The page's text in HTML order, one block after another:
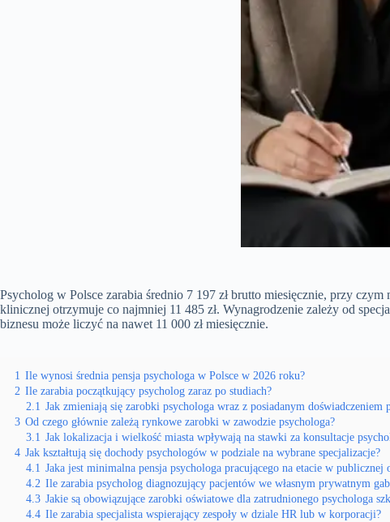
Psycholog w Polsce zarabia średnio 7 197 zł brutto miesięcznie, przy
klinicznej otrzymuje co najmniej 11 485 zł. Wynagrodzenie zależy od
biznesu może liczyć na nawet 11 000 zł miesięcznie.
1 Ile wynosi średnia pensja psychologa w Polsce w 2026 roku?
2 Ile zarabia początkujący psycholog zaraz po studiach?
2.1 Jak zmieniają się zarobki psychologa wraz z posiadanym doświadczeniem
3 Od czego głównie zależą rynkowe zarobki w zawodzie psychologa?
3.1 Jak lokalizacja i wielkość miasta wpływają na stawki za konsultacje
4 Jak kształtują się dochody psychologów w podziale na wybrane specjalizacje?
4.1 Jaka jest minimalna pensja psychologa pracującego na etacie w publicznej
4.2 Ile zarabia psycholog diagnozujący pacjentów we własnym prywatnym
4.3 Jakie są obowiązujące zarobki oświatowe dla zatrudnionego psychologa
4.4 Ile zarabia specjalista wspierający zespoły w dziale HR lub w korporacji?